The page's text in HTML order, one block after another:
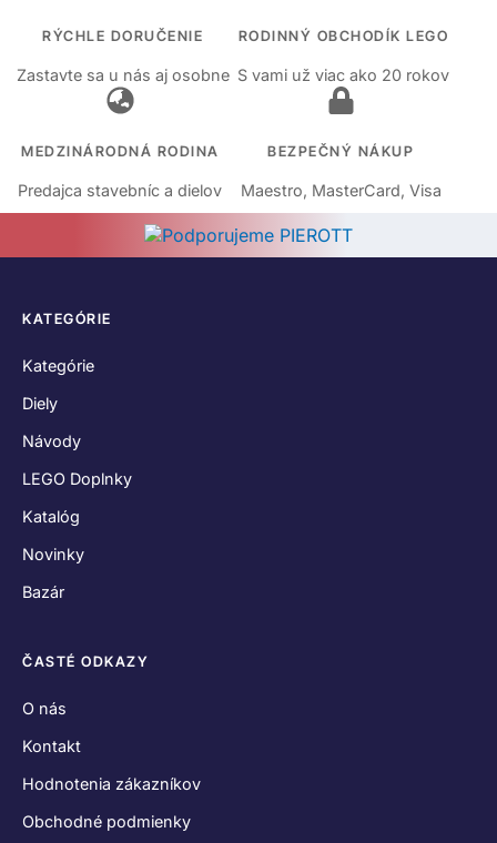
RÝCHLE DORUČENIE
Zastavte sa u nás aj osobne
RODINNÝ OBCHODÍK LEGO
S vami už viac ako 20 rokov
MEDZINÁRODNÁ RODINA
Predajca stavebníc a dielov
BEZPEČNÝ NÁKUP
Maestro, MasterCard, Visa
KATEGÓRIE
Kategórie
Diely
Návody
LEGO Doplnky
Katalóg
Novinky
Bazár
ČASTÉ ODKAZY
O nás
Kontakt
Hodnotenia zákazníkov
Obchodné podmienky